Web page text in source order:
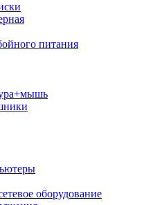
питания
оборудование